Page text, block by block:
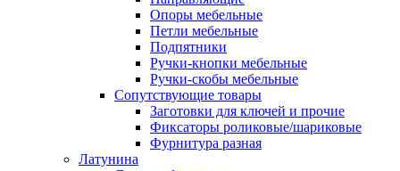
Опоры мебельные
Петли мебельные
Подпятники
Ручки-кнопки мебельные
Ручки-скобы мебельные
Сопутствующие товары
Заготовки для ключей и прочие
Фиксаторы роликовые/шариковые
Фурнитура разная
Латунина